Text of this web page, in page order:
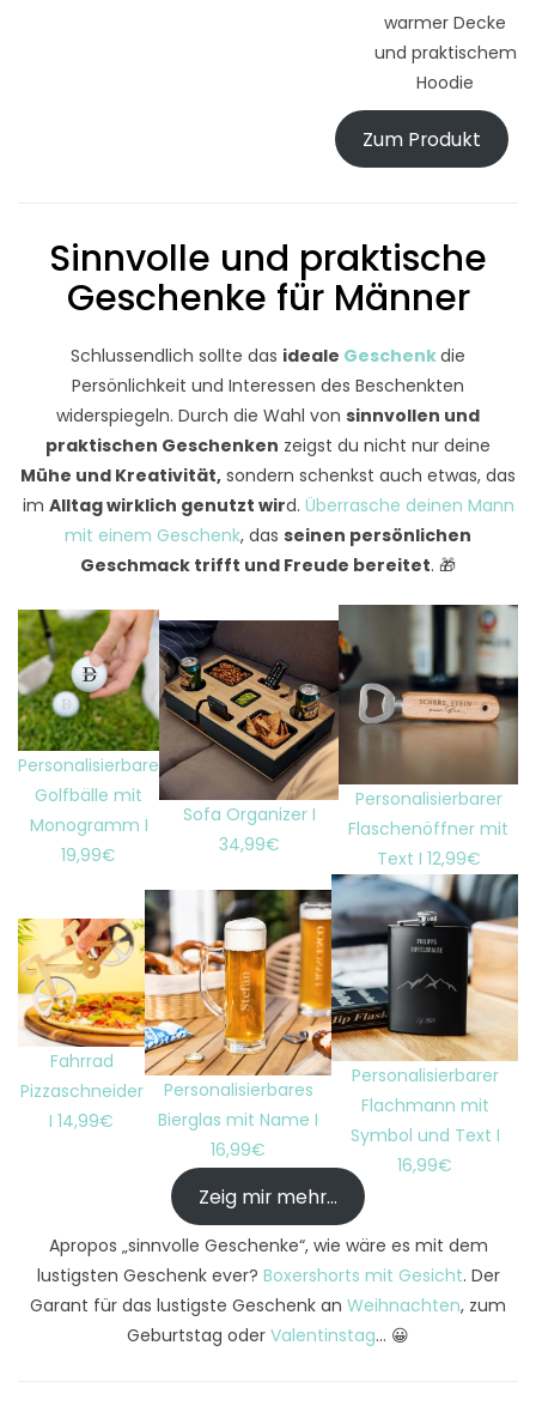
warmer Decke
und praktischem
Hoodie
Zum Produkt
Sinnvolle und praktische
Geschenke für Männer
Schlussendlich sollte das ideale Geschenkdie
Persönlichkeit und Interessen des Beschenkten
widerspiegeln. Durch die Wahl von sinnvollen und
praktischen Geschenken zeigst du nicht nur deine
Mühe und Kreativität, sondern schenkst auch etwas, das
im Alltag wirklich genutzt wird. Überrasche deinen Mann
mit einem Geschenk, das seinen persönlichen
Geschmack trifft und Freude bereitet. 🎁
Personalisierbare
Golfbälle mit
Monogramm I
19,99€
Sofa Organizer I
34,99€
Personalisierbarer
Flaschenöffner mit
Text I 12,99€
Fahrrad
Pizzaschneider
I 14,99€
Personalisierbares
Bierglas mit Name I
16,99€
Personalisierbarer
Flachmann mit
Symbol und Text I
16,99€
Zeig mir mehr…
Apropos „sinnvolle Geschenke“, wie wäre es mit dem
lustigsten Geschenk ever? Boxershorts mit Gesicht. Der
Garant für das lustigste Geschenk an Weihnachten, zum
Geburtstag oder Valentinstag… 😀